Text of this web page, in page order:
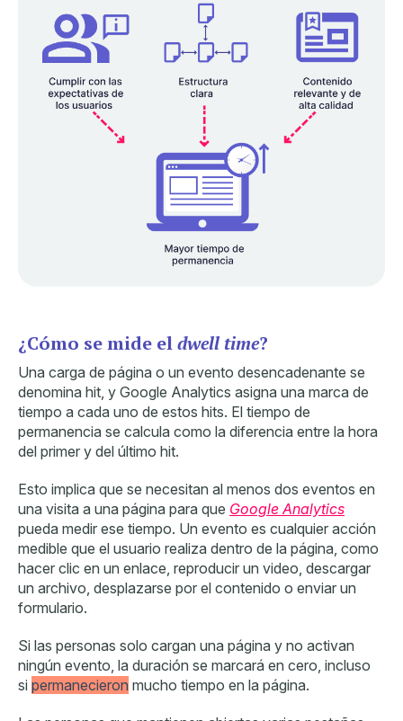
¿Cómo se mide eldwell time?
Una carga de página o un evento desencadenante se
denomina hit, y Google Analytics asigna una marca de
tiempo a cada uno de estos hits. El tiempo de
permanencia se calcula como la diferencia entre la hora
del primer y del último hit.
Esto implica que se necesitan al menos dos eventos en
una visita a una página para que Google Analytics
pueda medir ese tiempo. Un evento es cualquier acción
medible que el usuario realiza dentro de la página, como
hacer clic en un enlace, reproducir un video, descargar
un archivo, desplazarse por el contenido o enviar un
formulario.
Si las personas solo cargan una página y no activan
ningún evento, la duración se marcará en cero, incluso
si permanecieron mucho tiempo en la página.